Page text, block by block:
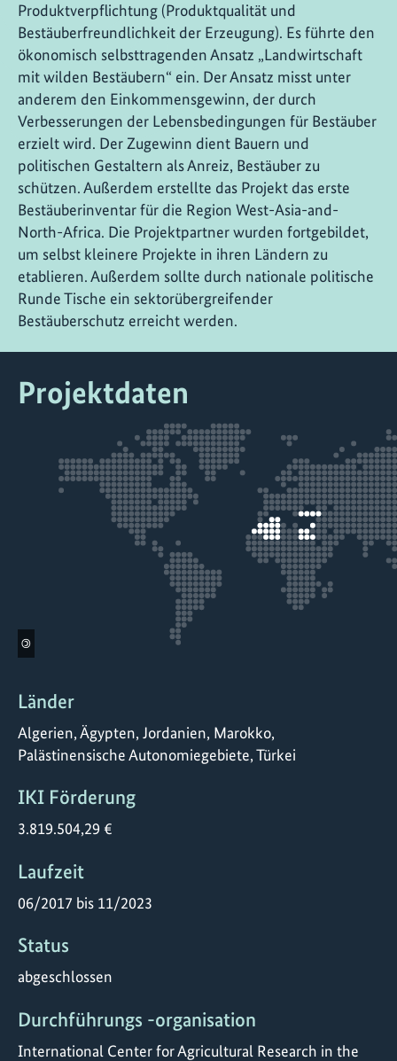
Produktverpflichtung (Produktqualität und
Bestäuberfreundlichkeit der Erzeugung). Es führte den
ökonomisch selbsttragenden Ansatz „Landwirtschaft
mit wilden Bestäubern“ ein. Der Ansatz misst unter
anderem den Einkommensgewinn, der durch
Verbesserungen der Lebensbedingungen für Bestäuber
erzielt wird. Der Zugewinn dient Bauern und
politischen Gestaltern als Anreiz, Bestäuber zu
schützen. Außerdem erstellte das Projekt das erste
Bestäuberinventar für die Region West-Asia-and-
North-Africa. Die Projektpartner wurden fortgebildet,
um selbst kleinere Projekte in ihren Ländern zu
etablieren. Außerdem sollte durch nationale politische
Runde Tische ein sektorübergreifender
Bestäuberschutz erreicht werden.
Projektdaten
©
Länder
Algerien, Ägypten, Jordanien, Marokko,
Palästinensische Autonomiegebiete, Türkei
IKI Förderung
3.819.504,29 €
Laufzeit
06/2017 bis 11/2023
Status
abgeschlossen
Durchführungs -organisation
International Center for Agricultural Research in the